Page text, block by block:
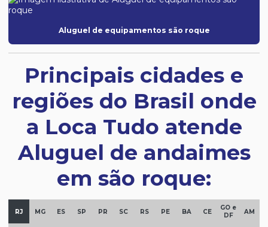
Aluguel de equipamentos são roque
Principais cidades e
regiões do Brasil onde
a Loca Tudo atende
Aluguel de andaimes
em são roque:
RJ MG ES SP PR SC RS PE BA CE
GO e
DF
AM